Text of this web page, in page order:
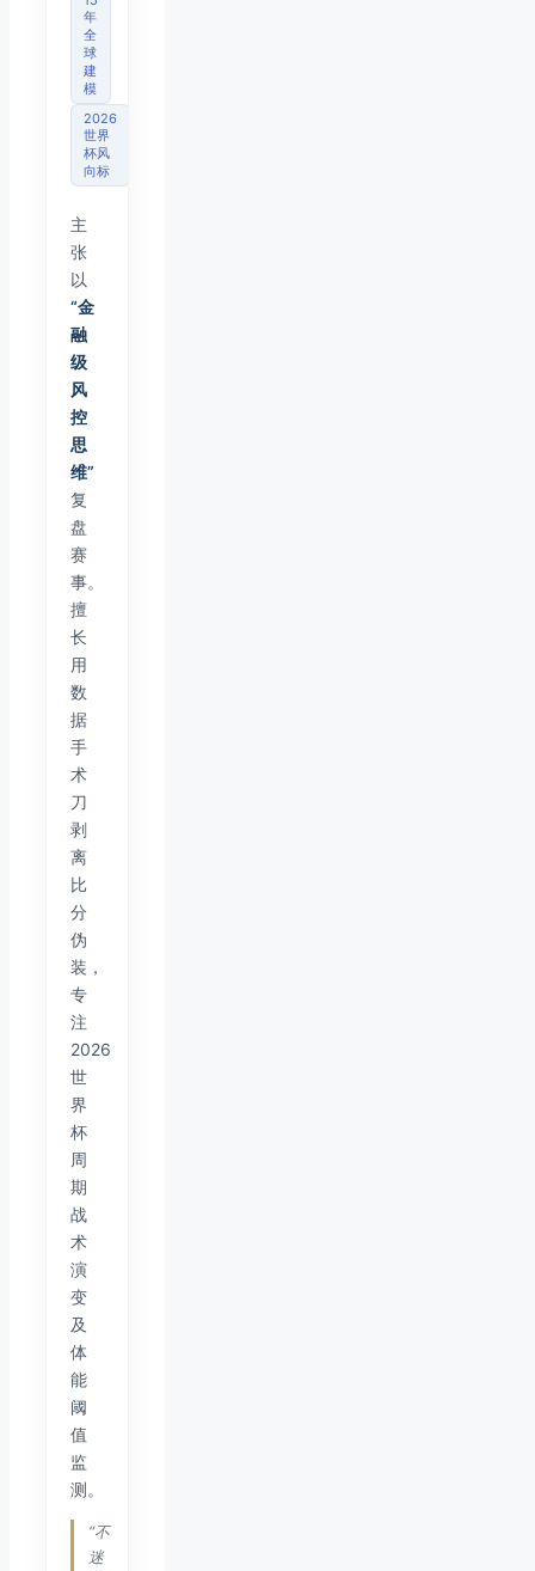
年
全
球
建
模
2026
世界
杯风
向标
主
张
以
“金
融
级
风
控
思
维”
复
盘
赛
事。
擅
长
用
数
据
手
术
刀
剥
离
比
分
伪
装，
专
注
2026
世
界
杯
周
期
战
术
演
变
及
体
能
阈
值
监
测。
“不
迷